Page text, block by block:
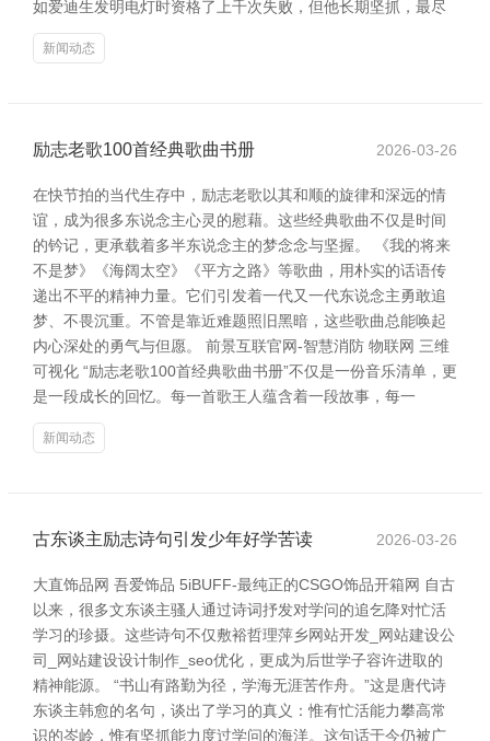
如爱迪生发明电灯时资格了上千次失败，但他长期坚抓，最尽
新闻动态
励志老歌100首经典歌曲书册 2026-03-26
在快节拍的当代生存中，励志老歌以其和顺的旋律和深远的情
谊，成为很多东说念主心灵的慰藉。这些经典歌曲不仅是时间
的钤记，更承载着多半东说念主的梦念念与坚握。 《我的将来
不是梦》《海阔太空》《平方之路》等歌曲，用朴实的话语传
递出不平的精神力量。它们引发着一代又一代东说念主勇敢追
梦、不畏沉重。不管是靠近难题照旧黑暗，这些歌曲总能唤起
内心深处的勇气与但愿。 前景互联官网-智慧消防 物联网 三维
可视化 “励志老歌100首经典歌曲书册”不仅是一份音乐清单，更
是一段成长的回忆。每一首歌王人蕴含着一段故事，每一
新闻动态
古东谈主励志诗句引发少年好学苦读 2026-03-26
大直饰品网 吾爱饰品 5iBUFF-最纯正的CSGO饰品开箱网 自古
以来，很多文东谈主骚人通过诗词抒发对学问的追乞降对忙活
学习的珍摄。这些诗句不仅敷裕哲理萍乡网站开发_网站建设公
司_网站建设设计制作_seo优化，更成为后世学子容许进取的
精神能源。 “书山有路勤为径，学海无涯苦作舟。”这是唐代诗
东谈主韩愈的名句，谈出了学习的真义：惟有忙活能力攀高常
识的岑岭，惟有坚抓能力度过学问的海洋。这句话于今仍被广